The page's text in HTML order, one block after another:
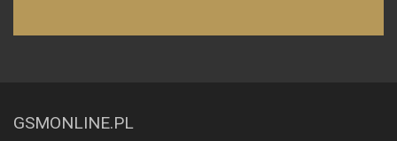
GSMONLINE.PL